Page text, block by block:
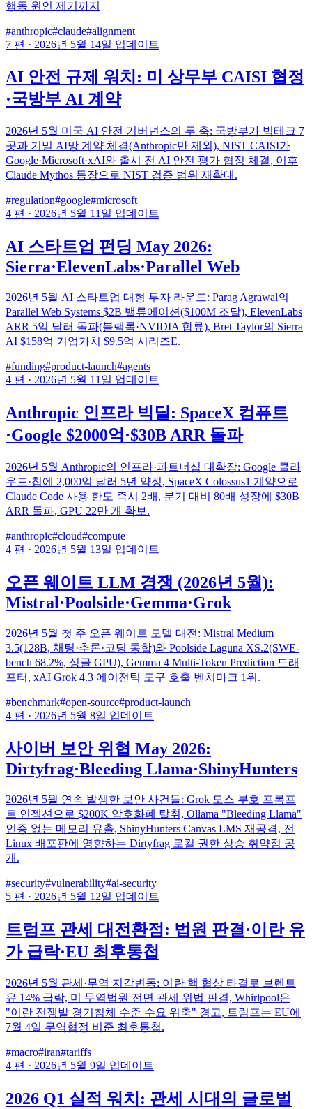
행동 원인 제거까지
#anthropic#claude#alignment
7 편 · 2026년 5월 14일 업데이트
AI 안전 규제 워치: 미 상무부 CAISI 협정
·국방부 AI 계약
2026년 5월 미국 AI 안전 거버넌스의 두 축: 국방부가 빅테크 7
곳과 기밀 AI망 계약 체결(Anthropic만 제외), NIST CAISI가
Google·Microsoft·xAI와 출시 전 AI 안전 평가 협정 체결, 이후
Claude Mythos 등장으로 NIST 검증 범위 재확대.
#regulation#google#microsoft
4 편 · 2026년 5월 11일 업데이트
AI 스타트업 펀딩 May 2026:
Sierra·ElevenLabs·Parallel Web
2026년 5월 AI 스타트업 대형 투자 라운드: Parag Agrawal의
Parallel Web Systems $2B 밸류에이션($100M 조달), ElevenLabs
ARR 5억 달러 돌파(블랙록·NVIDIA 합류), Bret Taylor의 Sierra
AI $158억 기업가치 $9.5억 시리즈E.
#funding#product-launch#agents
4 편 · 2026년 5월 11일 업데이트
Anthropic 인프라 빅딜: SpaceX 컴퓨트
·Google $2000억·$30B ARR 돌파
2026년 5월 Anthropic의 인프라·파트너십 대확장: Google 클라
우드·칩에 2,000억 달러 5년 약정, SpaceX Colossus1 계약으로
Claude Code 사용 한도 즉시 2배, 분기 대비 80배 성장에 $30B
ARR 돌파, GPU 22만 개 확보.
#anthropic#cloud#compute
4 편 · 2026년 5월 13일 업데이트
오픈 웨이트 LLM 경쟁 (2026년 5월):
Mistral·Poolside·Gemma·Grok
2026년 5월 첫 주 오픈 웨이트 모델 대전: Mistral Medium
3.5(128B, 채팅·추론·코딩 통합)와 Poolside Laguna XS.2(SWE-
bench 68.2%, 싱글 GPU), Gemma 4 Multi-Token Prediction 드래
프터, xAI Grok 4.3 에이전틱 도구 호출 벤치마크 1위.
#benchmark#open-source#product-launch
4 편 · 2026년 5월 8일 업데이트
사이버 보안 위협 May 2026:
Dirtyfrag·Bleeding Llama·ShinyHunters
2026년 5월 연속 발생한 보안 사건들: Grok 모스 부호 프롬프
트 인젝션으로 $200K 암호화폐 탈취, Ollama "Bleeding Llama"
인증 없는 메모리 유출, ShinyHunters Canvas LMS 재공격, 전
Linux 배포판에 영향하는 Dirtyfrag 로컬 권한 상승 취약점 공
개.
#security#vulnerability#ai-security
5 편 · 2026년 5월 12일 업데이트
트럼프 관세 대전환점: 법원 판결·이란 유
가 급락·EU 최후통첩
2026년 5월 관세·무역 지각변동: 이란 핵 협상 타결로 브렌트
유 14% 급락, 미 무역법원 전면 관세 위법 판결, Whirlpool은
"이란 전쟁발 경기침체 수준 수요 위축" 경고, 트럼프는 EU에
7월 4일 무역협정 비준 최후통첩.
#macro#iran#tariffs
4 편 · 2026년 5월 9일 업데이트
2026 Q1 실적 워치: 관세 시대의 글로벌